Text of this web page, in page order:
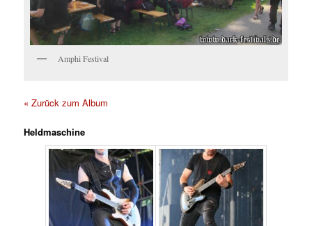
Amphi Festival
« Zurück zum Album
Heldmaschine